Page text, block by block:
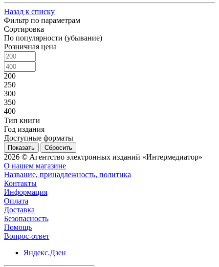
Назад к списку
Фильтр по параметрам
Сортировка
По популярности (убывание)
Розничная цена
200
250
300
350
400
Тип книги
Год издания
Доступные форматы
Сбросить
2026 © Агентство электронных изданий «Интермедиатор»
О нашем магазине
Название, принадлежность, политика
Контакты
Информация
Оплата
Доставка
Безопасность
Помощь
Вопрос-ответ
Яндекс.Дзен